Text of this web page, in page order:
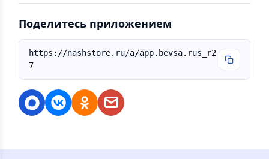
Поделитесь приложением
https://nashstore.ru/a/app.bevsa.rus_r2
7